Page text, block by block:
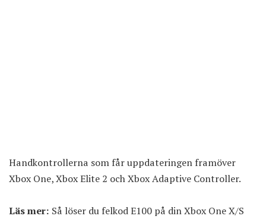
Handkontrollerna som får uppdateringen framöver
Xbox One, Xbox Elite 2 och Xbox Adaptive Controller.
Läs mer: Så löser du felkod E100 på din Xbox One X/S